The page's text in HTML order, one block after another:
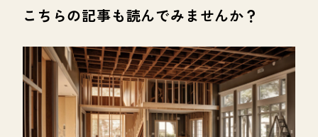
こちらの記事も読んでみませんか？